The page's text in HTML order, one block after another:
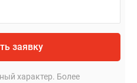
заявку
характер. Более